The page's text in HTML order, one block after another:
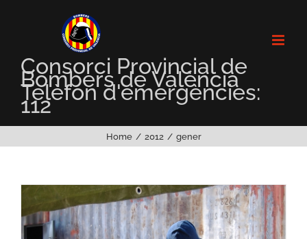
Consorci Provincial de
Bombers de València
Telèfon d'emergències:
112
Home 2012 gener